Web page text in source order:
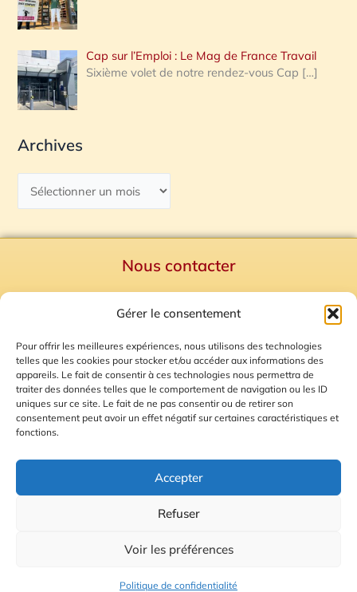
Gérer le consentement
Pour offrir les meilleures expériences, nous utilisons des technologies
telles que les cookies pour stocker et/ou accéder aux informations des
appareils. Le fait de consentir à ces technologies nous permettra de
traiter des données telles que le comportement de navigation ou les ID
uniques sur ce site. Le fait de ne pas consentir ou de retirer son
consentement peut avoir un effet négatif sur certaines caractéristiques et
fonctions.
Accepter
Refuser
Voir les préférences
Politique de confidentialité
Cap sur l’Emploi : Le Mag de France Travail
Sixième volet de notre rendez-vous Cap […]
Archives
Nous contacter
Mentions Légales
Plan du site
Gestion des Cookies
© 2026 Radio Calade